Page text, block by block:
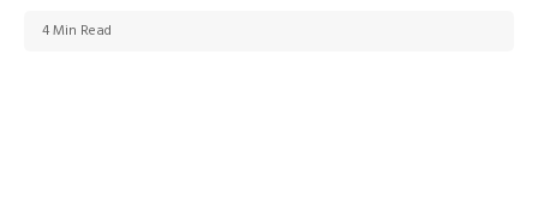
4 Min Read